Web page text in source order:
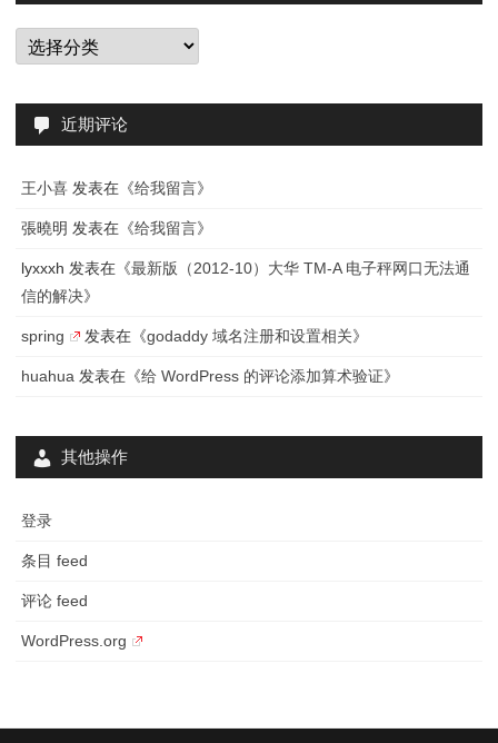
分
类
近期评论
王小喜 发表在《给我留言》
張曉明 发表在《给我留言》
lyxxxh 发表在《最新版（2012-10）大华 TM-A 电子秤网口无法通
信的解决》
spring 发表在《godaddy 域名注册和设置相关》
huahua 发表在《给 WordPress 的评论添加算术验证》
其他操作
登录
条目 feed
评论 feed
WordPress.org